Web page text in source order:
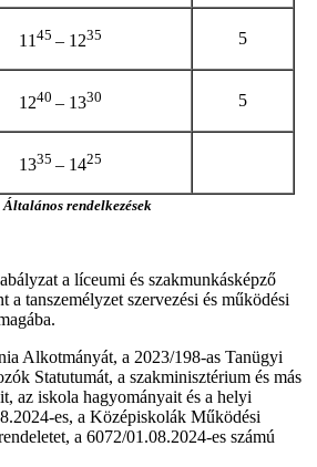
11 45 – 1235 5
1240 – 1330 5
1335 – 1425
rendelkezések
a líceumi és szakmunkásképző
a tanszemélyzet szervezési és működési
Alkotmányát, a 2023/198-as Tanügyi
Statutumát, a szakminisztérium és más
az iskola hagyományait és a helyi
es, a Középiskolák Működési
a 6072/01.08.2024-es számú